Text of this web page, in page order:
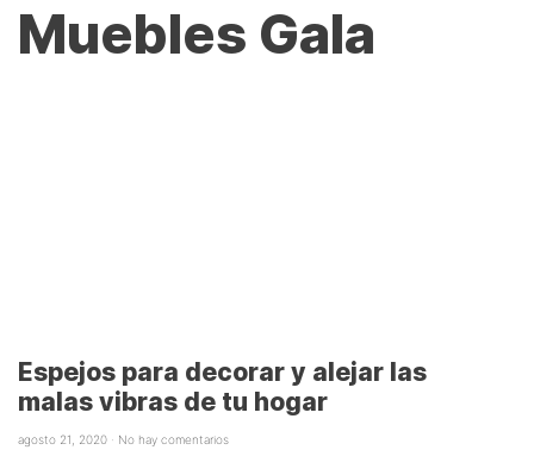
Muebles Gala
Espejos para decorar y alejar las
malas vibras de tu hogar
agosto 21, 2020 No hay comentarios